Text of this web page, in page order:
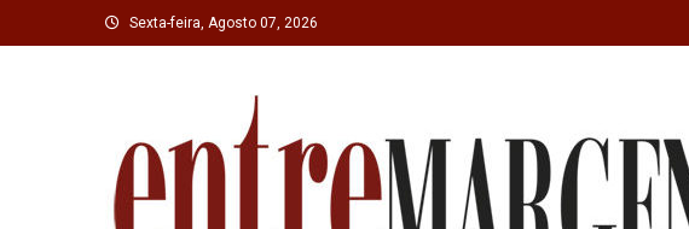
to
Sexta-feira, Agosto 07, 2026